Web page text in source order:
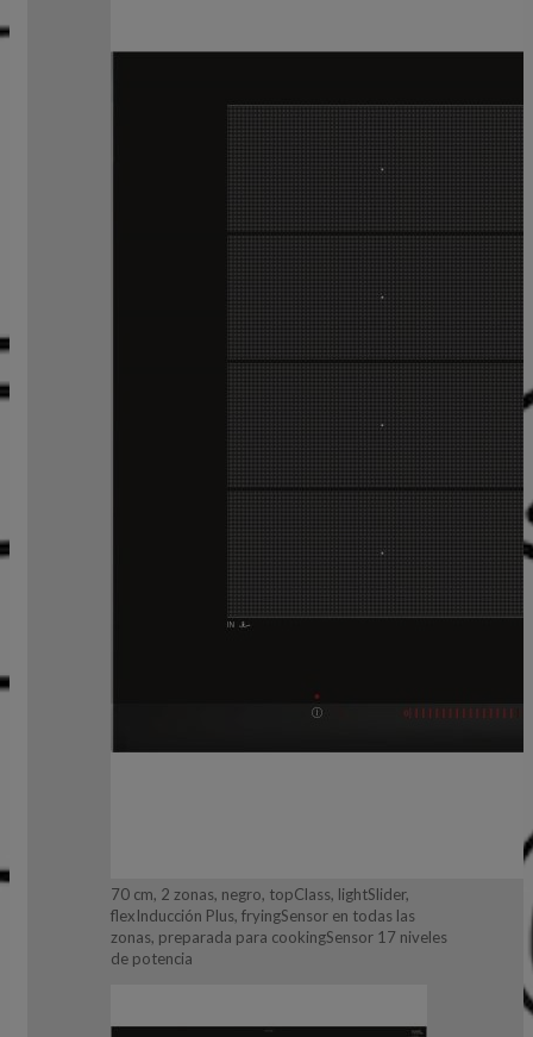
70 cm, 2 zonas, negro, topClass, lightSlider,
flexInducción Plus, fryingSensor en todas las
zonas, preparada para cookingSensor 17 niveles
de potencia